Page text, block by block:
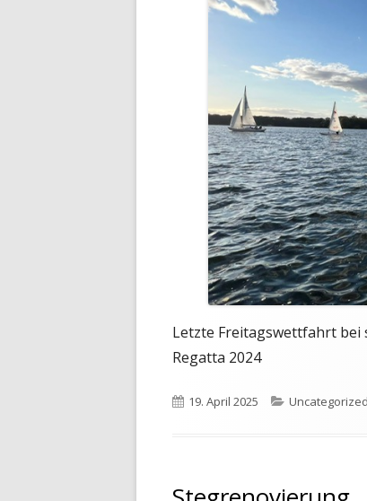
Letzte Freitagswettfahrt bei
Regatta 2024
Veröffentlicht
19. April 2025 Kategorien
Uncategorized